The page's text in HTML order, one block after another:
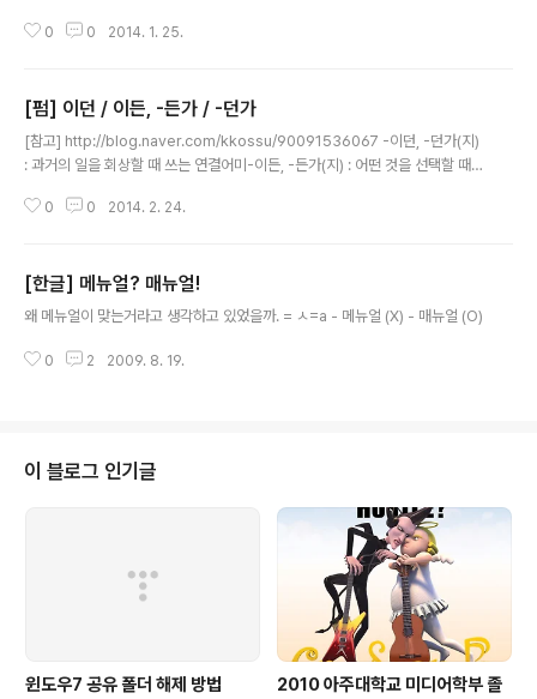
나거나 남아 있지 아니하다 남거나 빠진 것이 없이 모두
0 0 2014. 1. 25.
[펌] 이던 / 이든, -든가 / -던가
[참고] http://blog.naver.com/kkossu/90091536067 -이던, -던가(지)
: 과거의 일을 회상할 때 쓰는 연결어미-이든, -든가(지) : 어떤 것을 선택할 때나
의 마지막 부분에 쓰임. 이 경우가 종결어미로 쓰인 경우임)- 제목만 듣고는 그
맘대로 해라.- 어디에 살든지 고향을 잊지는 마라.
0 0 2014. 2. 24.
[한글] 메뉴얼? 매뉴얼!
왜 메뉴얼이 맞는거라고 생각하고 있었을까. = ㅅ=a - 메뉴얼 (X) - 매뉴얼 (O)
0 2 2009. 8. 19.
이 블로그 인기글
윈도우7 공유 폴더 해제 방법
2010 아주대학교 미디어학부 졸